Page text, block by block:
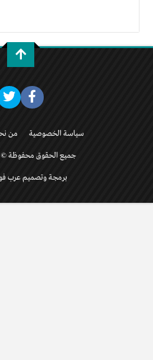
سياسة الخصوصية من
جميع الحقوق محفوظة ©
برمجة وتصميم عرب